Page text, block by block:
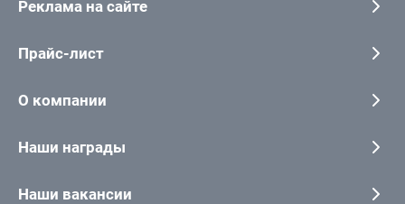
Реклама на сайте
Прайс-лист
О компании
Наши награды
Наши вакансии